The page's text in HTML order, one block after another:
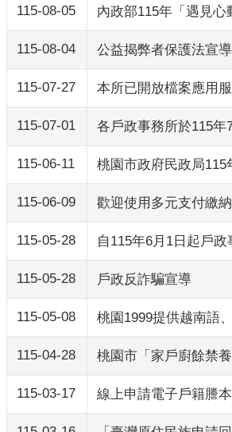
115-08-05 內政部115年「遇見心
115-08-04 公益揭弊者保護法宣導
115-07-27 本所已開放檔案應用
115-07-01 各戶政事務所於115年
115-06-11 桃園市政府民政局115
115-06-09 歡迎使用多元支付繳
115-05-28 自115年6月1日起戶
115-05-28 戶政反詐騙宣導
115-05-08 桃園1999提供越南語
115-04-28 桃園市「家戶廚餘禁
115-03-17 線上申請電子戶籍謄